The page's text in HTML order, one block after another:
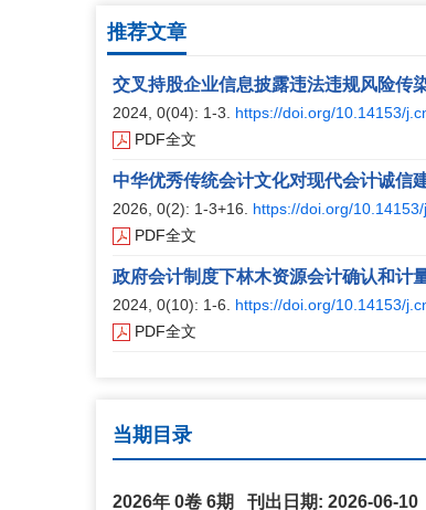
推荐文章
交叉持股企业信息披露违法违规风险传
2024, 0(04): 1-3. https://doi.org/10.14153/
PDF全文
中华优秀传统会计文化对现代会计诚信
2026, 0(2): 1-3+16. https://doi.org/
PDF全文
政府会计制度下林木资源会计确认和计
2024, 0(10): 1-6. https://doi.org/10.14153/
PDF全文
当期目录
2026年 0卷 6期 刊出日期: 2026-06-10